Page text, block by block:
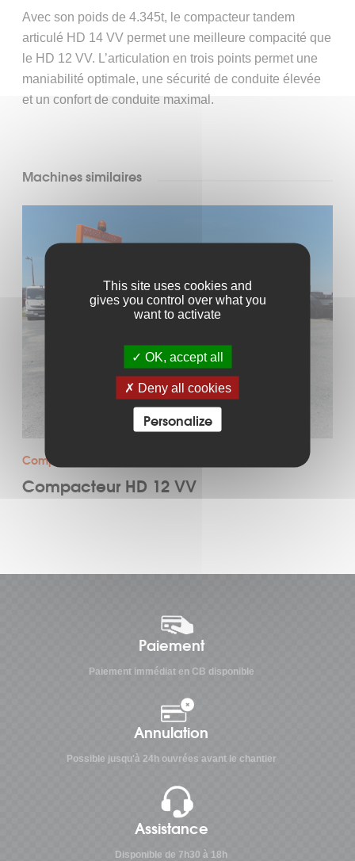
Avec son poids de 4.345t, le compacteur tandem
articulé HD 14 VV permet une meilleure compacité que
le HD 12 VV. L’articulation en trois points permet une
maniabilité optimale, une sécurité de conduite élevée
et un confort de conduite maximal.
Machines similaires
Compacteur tandem vibrant
Compacteur HD 12 VV
Paiement
Paiement immédiat en CB disponible
Annulation
Possible jusqu'à 24h ouvrées avant le chantier
Assistance
Disponible de 7h30 à 18h
This site uses cookies and
gives you control over what you
want to activate
OK, accept all
Deny all cookies
Personalize